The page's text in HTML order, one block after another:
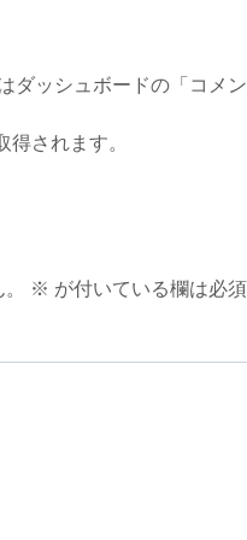
ダッシュボードの「コメ
得されます。
※ が付いている欄は必